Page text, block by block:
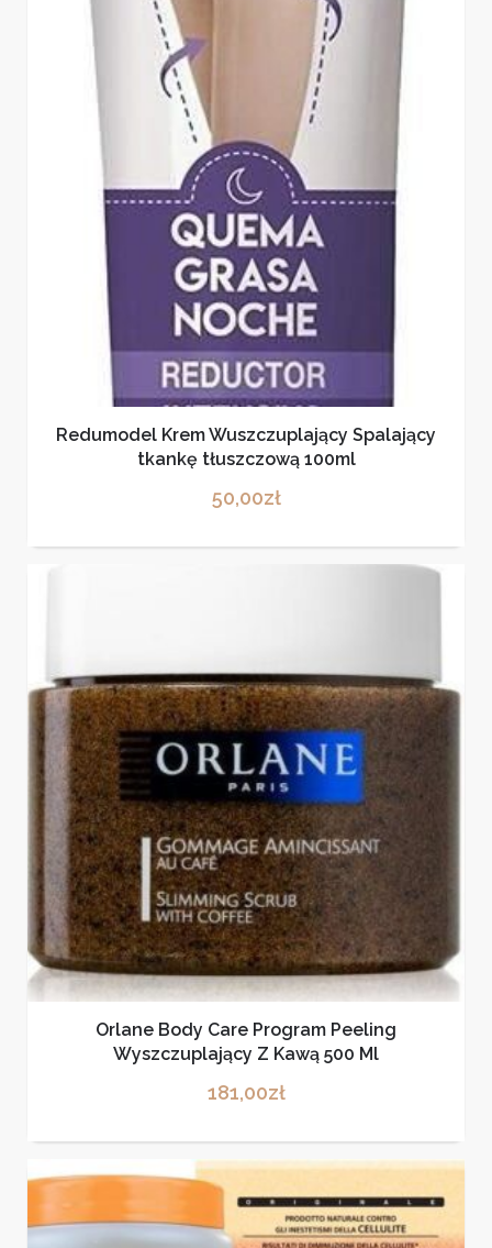
Redumodel Krem Wuszczuplający Spalający
tkankę tłuszczową 100ml
50,00zł
Orlane Body Care Program Peeling
Wyszczuplający Z Kawą 500 Ml
181,00zł